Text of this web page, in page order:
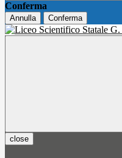
Conferma
Annulla Conferma
close